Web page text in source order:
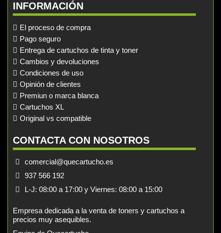
INFORMACIÓN
El proceso de compra
Pago seguro
Entrega de cartuchos de tinta y toner
Cambios y devoluciones
Condiciones de uso
Opinión de clientes
Premiun o marca blanca
Cartuchos XL
Original vs compatible
CONTACTA CON NOSOTROS
comercial@quecartucho.es
937 566 192
L-J: 08:00 a 17:00 y Viernes: 08:00 a 15:00
Empresa dedicada a la venta de toners y cartuchos a
precios muy asequibles.